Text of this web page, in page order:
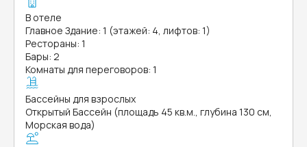
В отеле
Главное Здание: 1 (этажей: 4, лифтов: 1)
Рестораны: 1
Бары: 2
Комнаты для переговоров: 1
Бассейны для взрослых
Открытый Бассейн (площадь 45 кв.м., глубина 130 см,
Морская вода)